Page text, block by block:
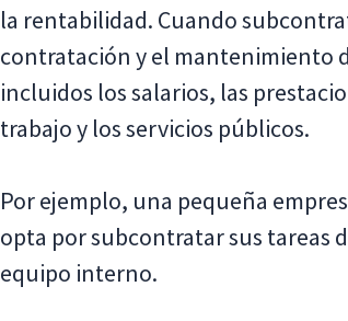
la rentabilidad. Cuando
contratación y el mantenimiento
incluidos los salarios, las
trabajo y los servicios públicos.
Por ejemplo, una pequeña
opta por subcontratar sus tareas
equipo interno.